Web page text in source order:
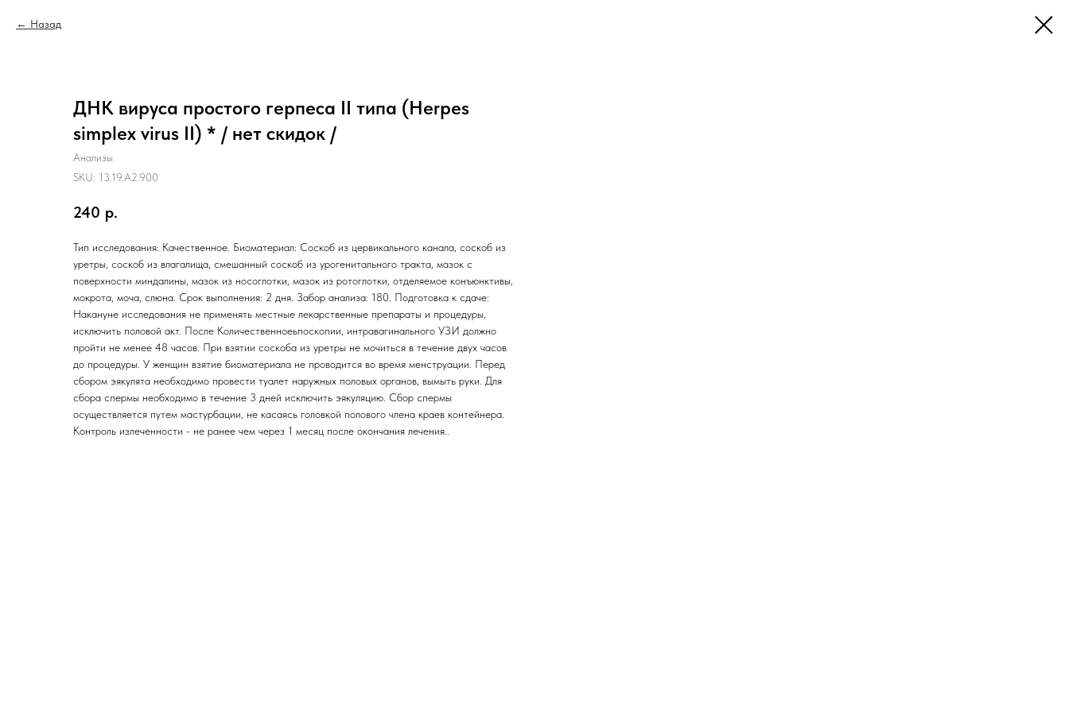
Назад
ДНК вируса простого герпеса II типа (Herpes
simplex virus II) * / нет скидок /
Анализы
SKU: 13.19.A2.900
240 р.
Тип исследования: Качественное. Биоматериал: Соскоб из цервикального канала, соскоб из
уретры, соскоб из влагалища, смешанный соскоб из урогенитального тракта, мазок с
поверхности миндалины, мазок из носоглотки, мазок из ротоглотки, отделяемое конъюнктивы,
мокрота, моча, слюна. Срок выполнения: 2 дня. Забор анализа: 180. Подготовка к сдаче:
Накануне исследования не применять местные лекарственные препараты и процедуры,
исключить половой акт. После Количественноеьпоскопии, интравагинального УЗИ должно
пройти не менее 48 часов. При взятии соскоба из уретры не мочиться в течение двух часов
до процедуры. У женщин взятие биоматериала не проводится во время менструации. Перед
сбором эякулята необходимо провести туалет наружных половых органов, вымыть руки. Для
сбора спермы необходимо в течение 3 дней исключить эякуляцию. Сбор спермы
осуществляется путем мастурбации, не касаясь головкой полового члена краев контейнера.
Контроль излеченности - не ранее чем через 1 месяц после окончания лечения..